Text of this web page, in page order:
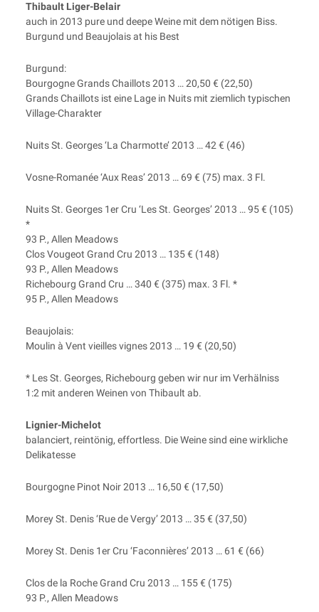
Thi­bau­lt Liger-Belair
auch in 2013 pure und deepe Wei­ne mit dem nöti­gen Biss.
Bur­gund und Beau­jo­lais at his Best
Bur­gund:
Bour­go­gne Grands Chail­lots 2013 … 20,50 € (22,50)
Grands Chail­lots ist eine Lage in Nuits mit ziem­lich typi­schen
Village-Charakter
Nuits St. Geor­ges ‘La Char­mot­te’ 2013 … 42 € (46)
Vos­ne-Roma­née ‘Aux Reas’ 2013 … 69 € (75) max. 3 Fl.
Nuits St. Geor­ges 1er Cru ‘Les St. Geor­ges’ 2013 … 95 € (105)
*
93 P., Allen Meadows
Clos Vougeot Grand Cru 2013 … 135 € (148)
93 P., Allen Meadows
Riche­bourg Grand Cru … 340 € (375) max. 3 Fl. *
95 P., Allen Meadows
Beau­jo­lais:
Moulin à Vent vieil­les vignes 2013 … 19 € (20,50)
* Les St. Geor­ges, Riche­bourg geben wir nur im Ver­häl­niss
1:2 mit ande­ren Wei­nen von Thi­bau­lt ab.
Lignier-Miche­lot
balan­ciert, rein­tö­nig, effort­less. Die Wei­ne sind eine wirk­li­che
Delikatesse
Bour­go­gne Pinot Noir 2013 … 16,50 € (17,50)
Morey St. Denis ‘Rue de Ver­gy’ 2013 … 35 € (37,50)
Morey St. Denis 1er Cru ‘Faconniè­res’ 2013 … 61 € (66)
Clos de la Roche Grand Cru 2013 … 155 € (175)
93 P., Allen Meadows